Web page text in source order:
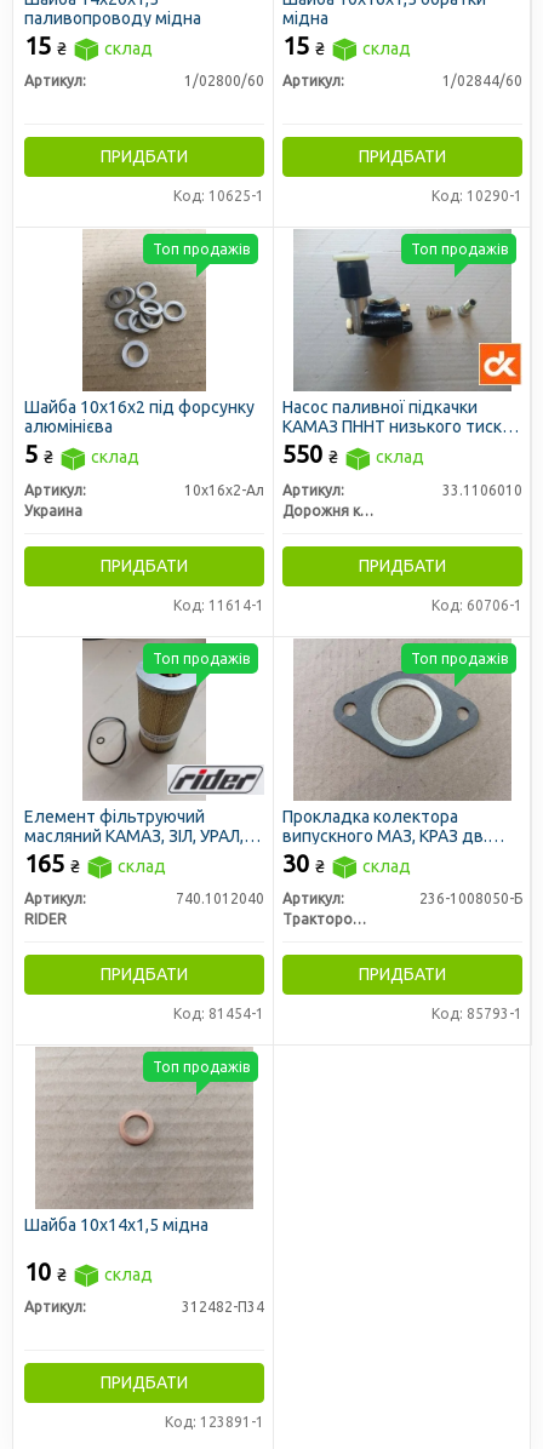
паливопроводу мідна
15 ₴ склад
Артикул: 1/02800/60
ПРИДБАТИ
Код: 10625-1
мідна
15 ₴ склад
Артикул: 1/02844/60
ПРИДБАТИ
Код: 10290-1
Шайба 10х16х2 під форсунку
алюмінієва
5 ₴ склад
Артикул:
10х16х2-Ал
Украина
ПРИДБАТИ
Код: 11614-1
Топ продажів
Насос паливної підкачки
КАМАЗ ПННТ низького тиску
(ДК)
550 ₴ склад
Артикул:
33.1106010
Дорожня карта
ПРИДБАТИ
Код: 60706-1
Топ продажів
Елемент фільтруючий
масляний КАМАЗ, ЗІЛ, УРАЛ,
ДОН 1500 (дв. СМД-31) з
ремкомплектом (RIDER)
165 ₴ склад
Артикул:
740.1012040
RIDER
ПРИДБАТИ
Код: 81454-1
Топ продажів
Прокладка колектора
випускного МАЗ, КРАЗ дв.
ЯМЗ-236, 238 безазбестова
(вир-во ЛЗТД)
30 ₴ склад
Артикул:
236-1008050-Б
Трактородеталь г. Лозовая
ПРИДБАТИ
Код: 85793-1
Топ продажів
Шайба 10х14х1,5 мідна
10 ₴ склад
Артикул: 312482-П34
ПРИДБАТИ
Код: 123891-1
Топ продажів